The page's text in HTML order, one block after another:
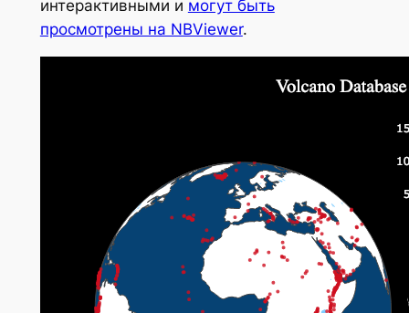
интерактивными и могут быть
просмотрены на NBViewer.